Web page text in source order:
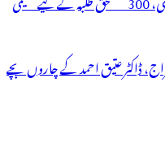
ڈاکٹر عتیق احمد کے چاروں بچے